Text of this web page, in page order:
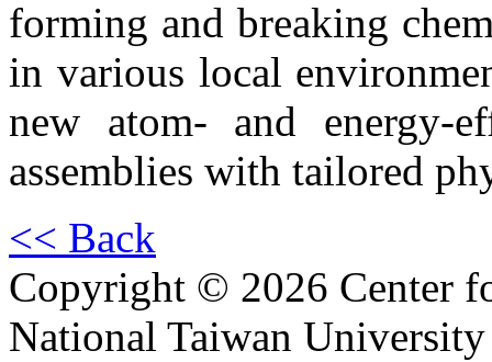
forming and breaking
in various local
new atom- and energy-
assemblies with tailored
<< Back
Copyright © 2026 Center
National Taiwan University